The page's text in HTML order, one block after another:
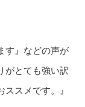
す』などの声が
がとても強い訳
ススメです。』